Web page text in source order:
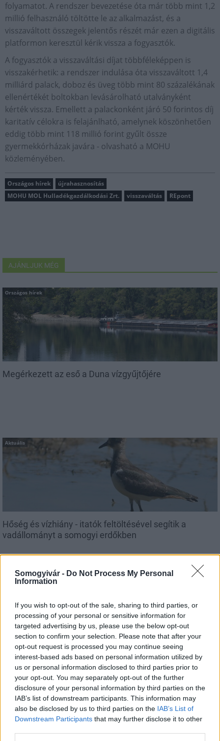
Somogyivár - Do Not Process My Personal
Information
If you wish to opt-out of the sale, sharing to third parties, or
processing of your personal or sensitive information for
targeted advertising by us, please use the below opt-out
section to confirm your selection. Please note that after your
opt-out request is processed you may continue seeing
interest-based ads based on personal information utilized by
us or personal information disclosed to third parties prior to
your opt-out. You may separately opt-out of the further
disclosure of your personal information by third parties on the
IAB’s list of downstream participants. This information may
also be disclosed by us to third parties on the IAB’s List of
Downstream Participants that may further disclose it to other
folyamatot. A rendszer bevezetése óta már több mint 1,2
millió felhasználó töltötte le az alkalmazást, és a
visszaváltott összegek jelentős részét már ezen a digitális
platformon keresztül kérik vissza a fogyasztók.
A fogyasztók a visszaváltási díjat többféleképpen is
visszakérhetik: a rendszer indulása óta visszaváltott 1,4
milliárd palack, doboz és üveg több mint 80 százalékának
ellenértékét boltokban levásárolható utalványként
kérték vissza. Emellett a palackonként járó 50 forintos díj
karitatív célokra is felajánlható, amelynek köszönhetően
eddig több mint 118 millió forint gyűlt össze
gyermekkórházak javára - olvasható a MOHU
közleményében.
Országos hírek
újrahasznosítás
MOHU MOL Hulladékgazdálkodási Zrt.
visszaváltás REpont
AJÁNLJUK MÉG
Országos hírek
Megérkezett az eső a Duna vízgyűjtőjére
Aktuális
Hőség és vízhiány - itatók feltöltésével segítik a
vadállományt a somogyi erdőkben
Amire többmillióan vártunk: szombattól másodfokúra
csökken a riasztás